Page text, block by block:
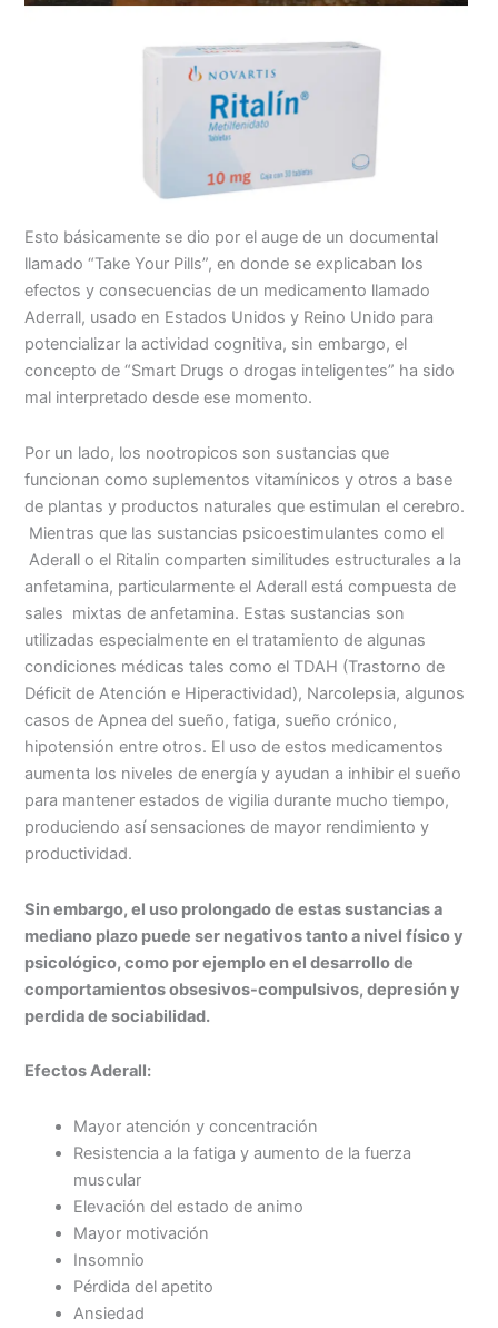
Esto básicamente se dio por el auge de un documental
llamado “Take Your Pills”, en donde se explicaban los
efectos y consecuencias de un medicamento llamado
Aderrall, usado en Estados Unidos y Reino Unido para
potencializar la actividad cognitiva, sin embargo, el
concepto de “Smart Drugs o drogas inteligentes” ha sido
mal interpretado desde ese momento.
Por un lado, los nootropicos son sustancias que
funcionan como suplementos vitamínicos y otros a base
de plantas y productos naturales que estimulan el cerebro.
Mientras que las sustancias psicoestimulantes como el
Aderall o el Ritalin comparten similitudes estructurales a la
anfetamina, particularmente el Aderall está compuesta de
sales mixtas de anfetamina. Estas sustancias son
utilizadas especialmente en el tratamiento de algunas
condiciones médicas tales como el TDAH (Trastorno de
Déficit de Atención e Hiperactividad), Narcolepsia, algunos
casos de Apnea del sueño, fatiga, sueño crónico,
hipotensión entre otros. El uso de estos medicamentos
aumenta los niveles de energía y ayudan a inhibir el sueño
para mantener estados de vigilia durante mucho tiempo,
produciendo así sensaciones de mayor rendimiento y
productividad.
Sin embargo, el uso prolongado de estas sustancias a
mediano plazo puede ser negativos tanto a nivel físico y
psicológico, como por ejemplo en el desarrollo de
comportamientos obsesivos-compulsivos, depresión y
perdida de sociabilidad.
Efectos Aderall:
Mayor atención y concentración
Resistencia a la fatiga y aumento de la fuerza
muscular
Elevación del estado de animo
Mayor motivación
Insomnio
Pérdida del apetito
Ansiedad